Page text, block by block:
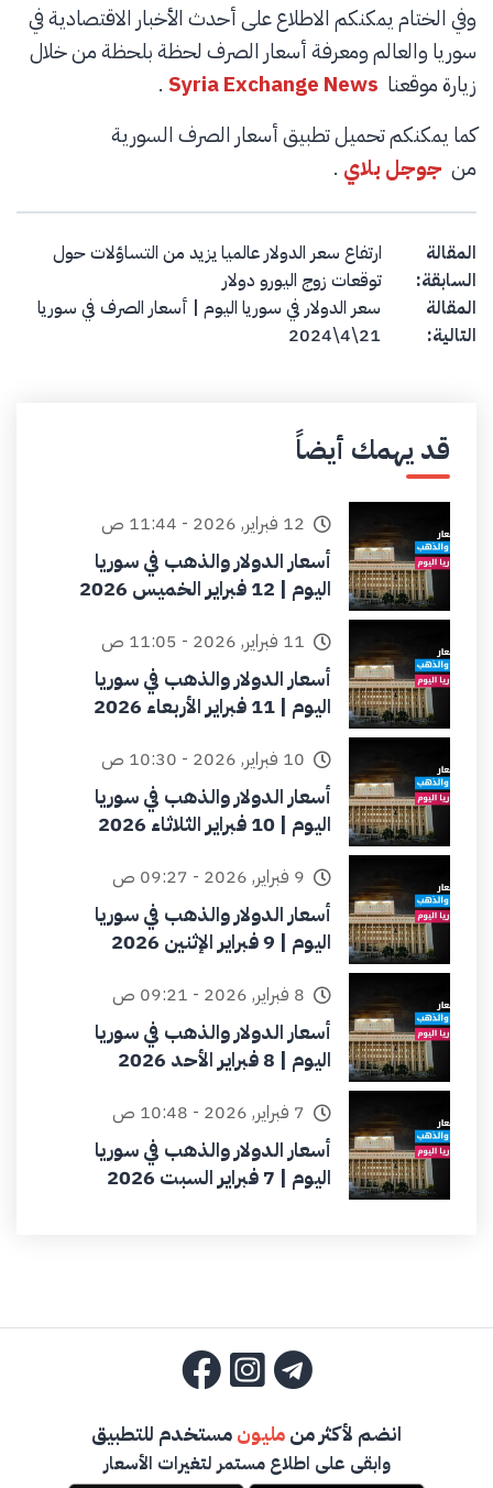
وفي الختام يمكنكم الاطلاع على أحدث الأخبار الاقتصادية في
سوريا والعالم ومعرفة أسعار الصرف لحظة بلحظة من خلال
زيارة موقعنا Syria Exchange News
.
كما يمكنكم تحميل تطبيق أسعار الصرف السورية
من جوجل بلاي .
Post navigation
المقالة
السابقة:
ارتفاع سعر الدولار عالميا يزيد من التساؤلات حول
توقعات زوج اليورو دولار
المقالة
التالية:
سعر الدولار في سوريا اليوم | أسعار الصرف في سوريا
21\4\2024
قد يهمك أيضاً
12 فبراير, 2026 - 11:44 ص
أسعار الدولار والذهب في سوريا
اليوم | 12 فبراير الخميس 2026
11 فبراير, 2026 - 11:05 ص
أسعار الدولار والذهب في سوريا
اليوم | 11 فبراير الأربعاء 2026
10 فبراير, 2026 - 10:30 ص
أسعار الدولار والذهب في سوريا
اليوم | 10 فبراير الثلاثاء 2026
9 فبراير, 2026 - 09:27 ص
أسعار الدولار والذهب في سوريا
اليوم | 9 فبراير الإثنين 2026
8 فبراير, 2026 - 09:21 ص
أسعار الدولار والذهب في سوريا
اليوم | 8 فبراير الأحد 2026
7 فبراير, 2026 - 10:48 ص
أسعار الدولار والذهب في سوريا
اليوم | 7 فبراير السبت 2026
انضم لأكثر منمليونمستخدم للتطبيق
وابقى على اطلاع مستمر لتغيرات الأسعار